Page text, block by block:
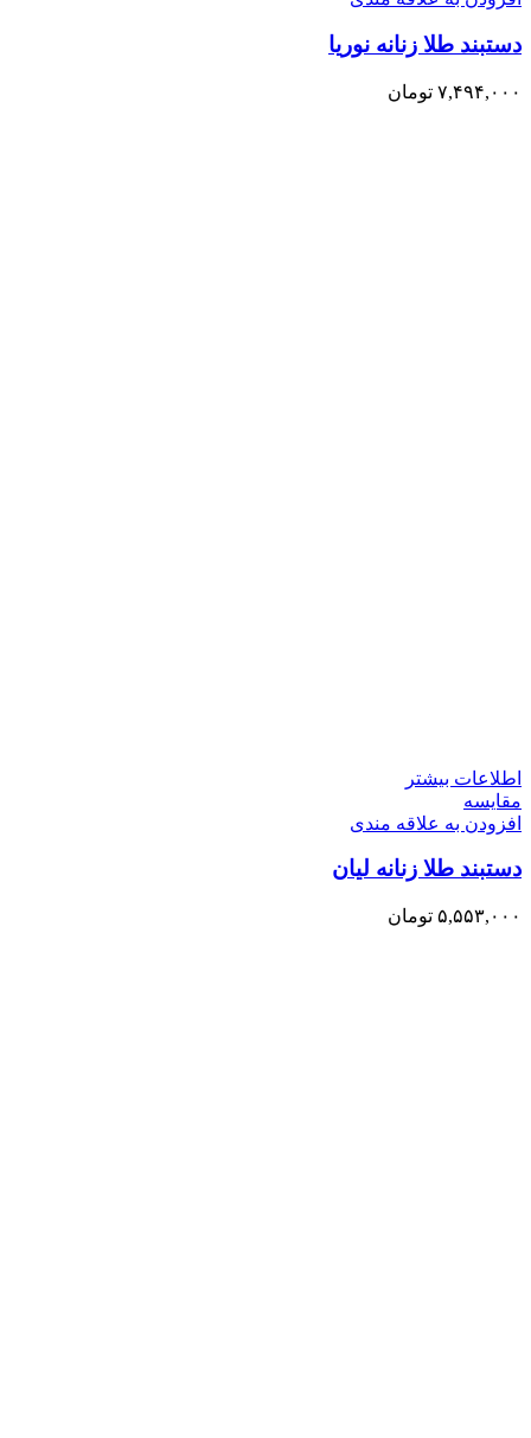
دستبند طلا زنانه نوریا
۷,۴۹۴,۰۰۰ تومان
اطلاعات بیشتر
مقایسه
افزودن به علاقه مندی
دستبند طلا زنانه لیان
۵,۵۵۳,۰۰۰ تومان